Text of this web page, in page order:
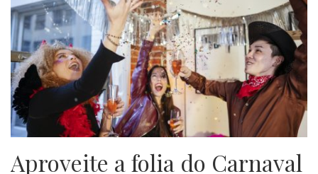
Aproveite a folia do Carnaval